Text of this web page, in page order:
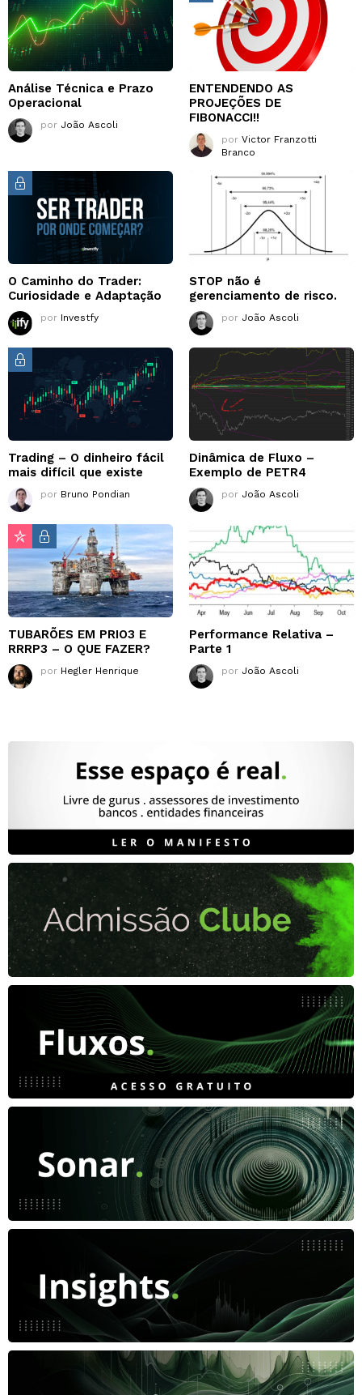
Análise Técnica e Prazo
Operacional
por João Ascoli
ENTENDENDO AS
PROJEÇÕES DE
FIBONACCI!!
por Victor Franzotti
Branco
O Caminho do Trader:
Curiosidade e Adaptação
por Investfy
STOP não é
gerenciamento de risco.
por João Ascoli
Trading – O dinheiro fácil
mais difícil que existe
por Bruno Pondian
Dinâmica de Fluxo –
Exemplo de PETR4
por João Ascoli
TUBARÕES EM PRIO3 E
RRRP3 – O QUE FAZER?
por Hegler Henrique
Performance Relativa –
Parte 1
por João Ascoli